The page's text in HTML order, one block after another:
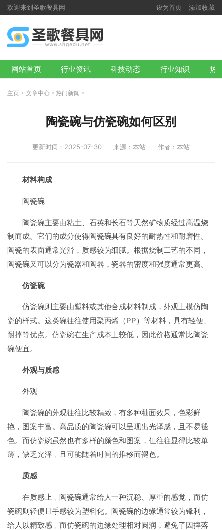
欢迎来到圣歌餐具网 设为首页 添加收藏
网站首页 行业资讯 科技动态 行业知识 热
主页 > 文章中心 > 热门新闻 >
陶瓷碗与仿瓷碗如何区别
更新时间：2025-07-30 来源：本站 作者：本站
材料构成
陶瓷碗
陶瓷碗主要由粘土、石英和长石等天然矿物质经过高温烧
制而成。它们的成分使得陶瓷碗具有良好的耐热性和耐磨性。
陶瓷的表面通常光滑，质感较为细腻。根据烧制工艺的不同，
陶瓷碗又可以分为瓷器和陶器，瓷器的密度和强度通常更高。
仿瓷碗
仿瓷碗则主要由塑料或其他合成材料制成，外观上模仿陶
瓷的样式。这类碗往往使用聚丙烯（PP）等材料，具有轻便、
耐摔等优点。仿瓷碗在生产成本上较低，因此价格通常比陶瓷
碗便宜。
外观与质感
外观
陶瓷碗的外观往往比较精致，有多种釉面效果，色彩鲜
艳，图案丰富。高品质的陶瓷碗可以呈现出光泽感，且不易褪
色。而仿瓷碗虽然也有多样的颜色和图案，但往往显得比较单
薄，缺乏光泽，且可能随着时间的推移而褪色。
质感
在质感上，陶瓷碗通常给人一种沉稳、厚重的感觉，而仿
瓷碗则轻便且手感较为塑料化。陶瓷碗的边缘通常较为锋利，
给人以精致感，而仿瓷碗的边缘处理相对圆润，避免了因摔落